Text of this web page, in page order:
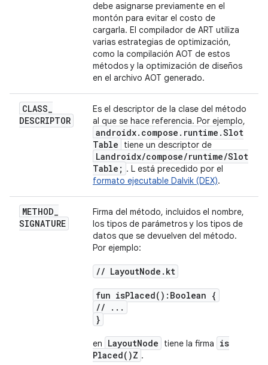
debe asignarse previamente en el
montón para evitar el costo de
cargarla. El compilador de ART utiliza
varias estrategias de optimización,
como la compilación AOT de estos
métodos y la optimización de diseños
en el archivo AOT generado.
CLASS_
DESCRIPTOR
Es el descriptor de la clase del método
al que se hace referencia. Por ejemplo,
androidx. compose . runtime .Slot
Table
tiene un descriptor de
Landroidx/compose/runtime/Slot
Table; . L está precedido por el
formato ejecutable Dalvik (DEX).
METHOD_
SIGNATURE
Firma del método, incluidos el nombre,
los tipos de parámetros y los tipos de
datos que se devuelven del método.
Por ejemplo:
// LayoutNode . kt
fun isPlaced( ):Boolean {
// . . .
}
en LayoutNode tiene la firma
is
Placed( )Z .